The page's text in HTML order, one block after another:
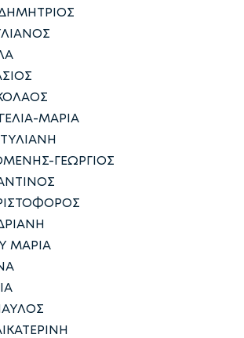
ΜΑΡΙΑ
ΓΕΩΡΓΙΟΣ
ΜΑΡΙΑ